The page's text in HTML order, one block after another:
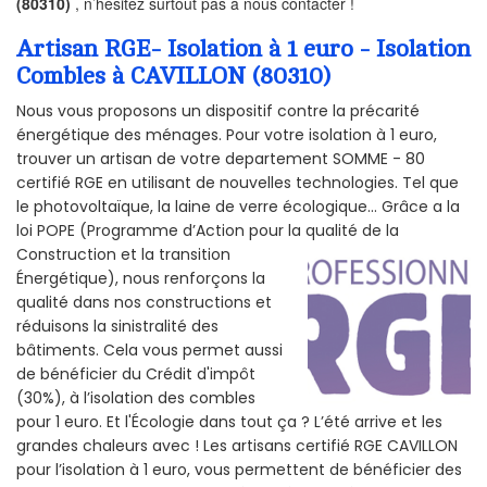
Artisan RGE- Isolation à 1 euro - Isolation
Combles à CAVILLON (80310)
Nous vous proposons un dispositif contre la précarité
énergétique des ménages. Pour votre isolation à 1 euro,
trouver un artisan de votre departement SOMME - 80
certifié RGE en utilisant de nouvelles technologies. Tel que
le photovoltaïque, la laine de verre écologique... Grâce a la
loi POPE (Programme d’Action pour la qualité de la
Construction et la transition
Énergétique), nous renforçons la
qualité dans nos constructions et
réduisons la sinistralité des
bâtiments. Cela vous permet aussi
de bénéficier du Crédit d'impôt
(30%), à l’isolation des combles
pour 1 euro. Et l'Écologie dans tout ça ? L’été arrive et les
grandes chaleurs avec ! Les artisans certifié RGE CAVILLON
pour l’isolation à 1 euro, vous permettent de bénéficier des